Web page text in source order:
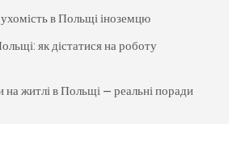
в Польщі іноземцю
як дістатися на роботу
на житлі в Польщі — реальні поради